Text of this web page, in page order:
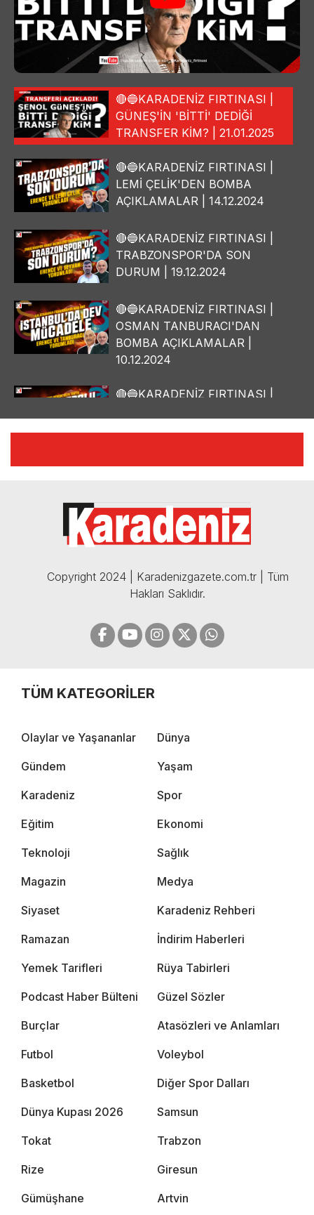
🔴🔵KARADENİZ FIRTINASI |
GÜNEŞ'İN 'BİTTİ' DEDİĞİ
TRANSFER KİM? | 21.01.2025
🔴🔵KARADENİZ FIRTINASI |
LEMİ ÇELİK'DEN BOMBA
AÇIKLAMALAR | 14.12.2024
🔴🔵KARADENİZ FIRTINASI |
TRABZONSPOR'DA SON
DURUM | 19.12.2024
🔴🔵KARADENİZ FIRTINASI |
OSMAN TANBURACI'DAN
BOMBA AÇIKLAMALAR |
10.12.2024
🔴🔵KARADENİZ FIRTINASI |
🔴🔵KARADENİZ FIRTINASI |
05.12.2024
Copyright 2024 | Karadenizgazete.com.tr | Tüm
Hakları Saklıdır.
TÜM KATEGORİLER
Olaylar ve Yaşananlar Dünya
Gündem Yaşam
Karadeniz Spor
Eğitim Ekonomi
Teknoloji Sağlık
Magazin Medya
Siyaset Karadeniz Rehberi
Ramazan İndirim Haberleri
Yemek Tarifleri Rüya Tabirleri
Podcast Haber Bülteni Güzel Sözler
Burçlar Atasözleri ve Anlamları
Futbol Voleybol
Basketbol Diğer Spor Dalları
Dünya Kupası 2026 Samsun
Tokat Trabzon
Rize Giresun
Gümüşhane Artvin